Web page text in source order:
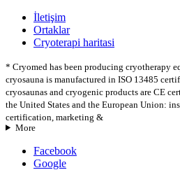
İletişim
Ortaklar
Cryoterapi haritasi
* Cryomed has been producing cryotherapy
cryosauna is manufactured in ISO 13485
cryosaunas and cryogenic products are CE
the United States and the European Union:
certification, marketing &
More
Facebook
Google